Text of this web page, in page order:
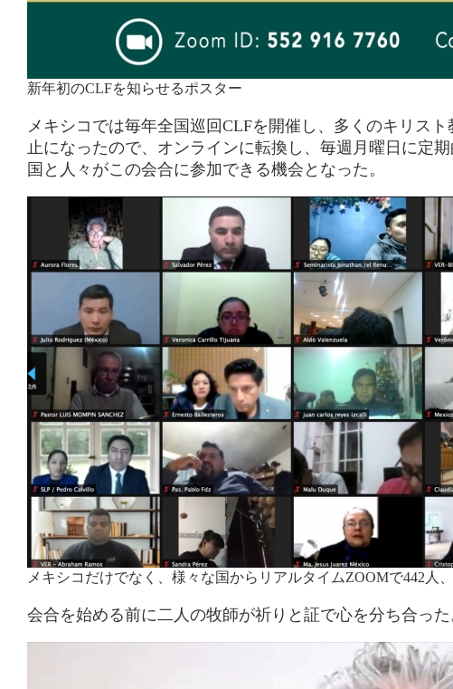
新年初のCLFを知らせるポスター
メキシコでは毎年全国巡回CLFを開催し、多くのキリス
止になったので、オンラインに転換し、毎週月曜日に定
国と人々がこの会合に参加できる機会となった。
メキシコだけでなく、様々な国からリアルタイムZOOMで442人
会合を始める前に二人の牧師が祈りと証で心を分ち合った